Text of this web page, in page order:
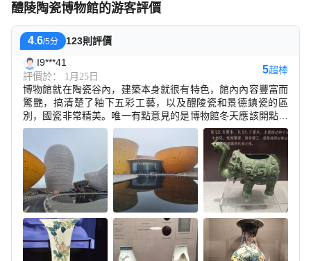
醴陵陶瓷博物館的游客評價
4.6/5分
123則評價
I9***41
評價於： 1月25日
5超棒
博物館就在陶瓷谷內，建築本身就很有特色，館內內容豐富而
驚艷，搞清楚了釉下五彩工藝，以及醴陵瓷和景德鎮瓷的區
別，國瓷非常精美。唯一有點意見的是博物館冬天應該開點暖
氣。